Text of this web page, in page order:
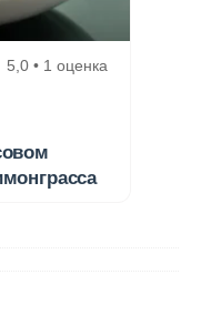
5,0 • 1 оценка